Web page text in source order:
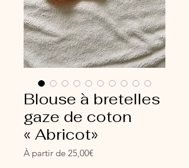
Blouse à bretelles
gaze de coton
« Abricot»
À partir de 25,00€Prix